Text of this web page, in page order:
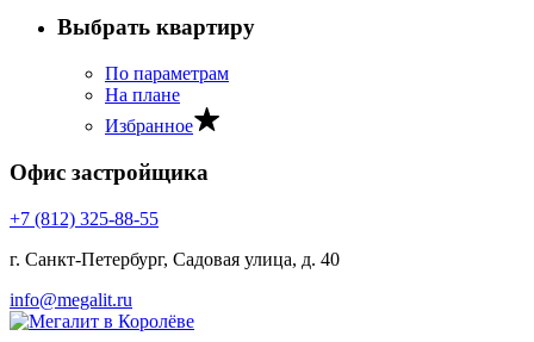
Выбрать квартиру
По параметрам
На плане
Избранное
Офис застройщика
+7 (812) 325‐88‐55
г. Санкт‐Петербург, Садовая улица, д. 40
info@megalit.ru